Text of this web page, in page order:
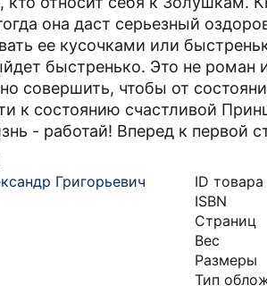
она даст серьезный
ее кусочками или
быстренько. Это не роман
совершить, чтобы от
к состоянию счастливой
- работай! Вперед к первой
Григорьевич
ID товара
ISBN
Страниц
Вес
Размеры
Тип